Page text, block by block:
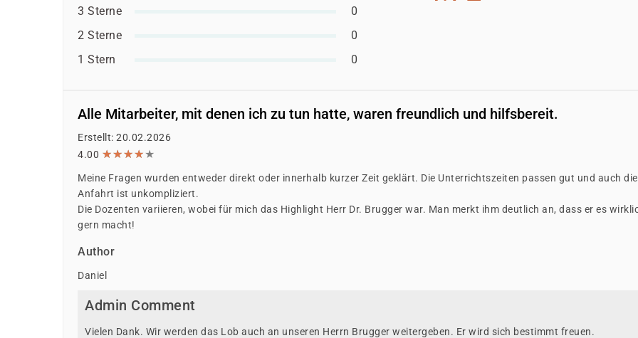
Ob eine Förderung oder Kostenübernahme möglich ist, entscheidet der jeweilige Kostenträger nach einer
3 Sterne
0
2 Sterne
0
1 Stern
0
Alle Mitarbeiter, mit denen ich zu tun hatte, waren freundlich und hilfsbereit.
Erstellt: 20.02.2026
4.00 ★★★★★
★★★★★
Meine Fragen wurden entweder direkt oder innerhalb kurzer Zeit geklärt. Die Unterrichtszeiten passen gut und auch die
Anfahrt ist unkompliziert.
Die Dozenten variieren, wobei für mich das Highlight Herr Dr. Brugger war. Man merkt ihm deutlich an, dass er es
gern macht!
Author
Daniel
Admin Comment
Vielen Dank. Wir werden das Lob auch an unseren Herrn Brugger weitergeben. Er wird sich bestimmt freuen.